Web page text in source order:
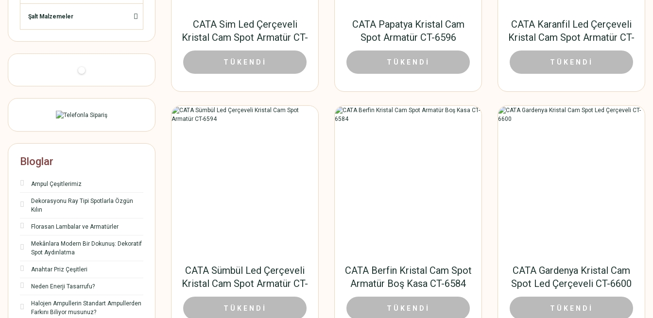
Şalt Malzemeler
Bloglar
Ampul Çeşitlerimiz
Dekorasyonu Ray Tipi Spotlarla Özgün
Kılın
Florasan Lambalar ve Armatürler
Mekânlara Modern Bir Dokunuş: Dekoratif
Spot Aydınlatma
Anahtar Priz Çeşitleri
Neden Enerji Tasarrufu?
Halojen Ampullerin Standart Ampullerden
Farkını Biliyor musunuz?
CATA Sim Led Çerçeveli
Kristal Cam Spot Armatür CT-
6598
222,00 TL 99,90 TL
TÜKENDİ
CATA Papatya Kristal Cam
Spot Armatür CT-6596
192,00 TL 86,40 TL
TÜKENDİ
CATA Karanfil Led Çerçeveli
Kristal Cam Spot Armatür CT-
6595
372,00 TL 167,40 TL
TÜKENDİ
CATA Sümbül Led Çerçeveli
Kristal Cam Spot Armatür CT-
6594
372,00 TL 167,40 TL
TÜKENDİ
CATA Berfin Kristal Cam Spot
Armatür Boş Kasa CT-6584
228,00 TL 102,60 TL
TÜKENDİ
CATA Gardenya Kristal Cam
Spot Led Çerçeveli CT-6600
408,00 TL 183,60 TL
TÜKENDİ